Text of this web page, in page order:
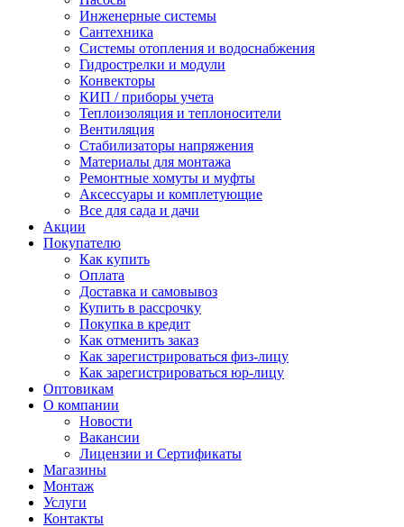
Инженерные системы
Сантехника
Системы отопления и водоснабжения
Гидрострелки и модули
Конвекторы
КИП / приборы учета
Теплоизоляция и теплоносители
Вентиляция
Стабилизаторы напряжения
Материалы для монтажа
Ремонтные хомуты и муфты
Аксессуары и комплетующие
Все для сада и дачи
Акции
Покупателю
Как купить
Оплата
Доставка и самовывоз
Купить в рассрочку
Покупка в кредит
Как отменить заказ
Как зарегистрироваться физ-лицу
Как зарегистрироваться юр-лицу
Оптовикам
О компании
Новости
Вакансии
Лицензии и Сертификаты
Магазины
Монтаж
Услуги
Контакты